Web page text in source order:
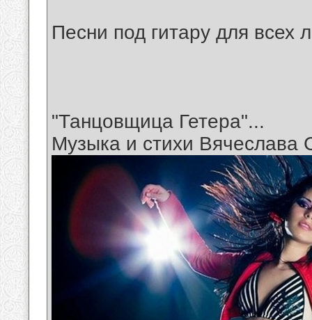
Песни под гитару для всех
"Танцовщица Гетера"...
Музыка и стихи Вячеслава